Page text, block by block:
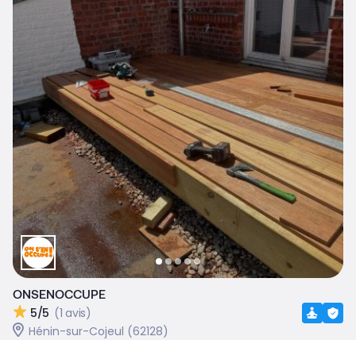
ONSENOCCUPE
5/5 (1 avis)
Hénin-sur-Cojeul (62128)